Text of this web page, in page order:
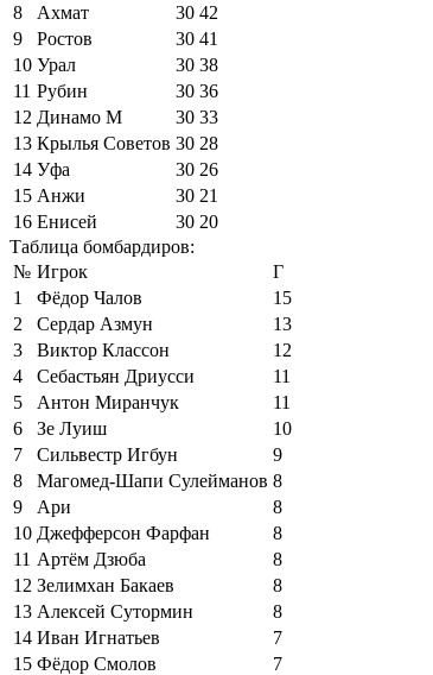
8
Ахмат 30 42
9
Ростов 30 41
10 Урал 30 38
11 Рубин 30 36
12 Динамо М 30 33
13 Крылья Советов 30 28
14 Уфа 30 26
15 Анжи 30 21
16 Енисей 30 20
Таблица бомбардиров:
№ Игрок
Г
1
Фёдор Чалов
15
2
Сердар Азмун
13
3
Виктор Классон
12
4
Себастьян Дриусси
11
5
Антон Миранчук
11
6
Зе Луиш
10
7
Сильвестр Игбун
9
8
Магомед-Шапи Сулейманов 8
9
Ари
8
10 Джефферсон Фарфан
8
11 Артём Дзюба
8
12 Зелимхан Бакаев
8
13 Алексей Сутормин
8
14 Иван Игнатьев
7
15 Фёдор Смолов
7